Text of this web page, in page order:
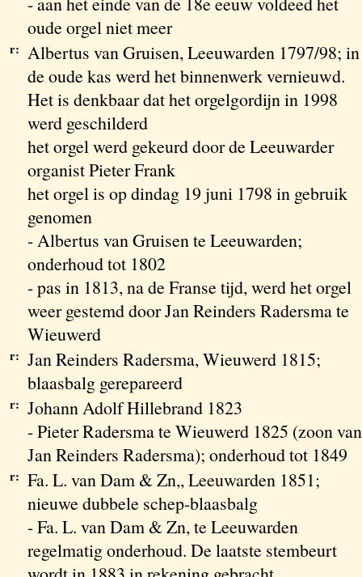
oude orgel niet meer
r: Albertus van Gruisen, Leeuwarden 1797/98; in
de oude kas werd het binnenwerk vernieuwd.
Het is denkbaar dat het orgelgordijn in 1998
werd geschilderd
het orgel werd gekeurd door de Leeuwarder
organist Pieter Frank
het orgel is op dindag 19 juni 1798 in gebruik
genomen
- Albertus van Gruisen te Leeuwarden;
onderhoud tot 1802
- pas in 1813, na de Franse tijd, werd het orgel
weer gestemd door Jan Reinders Radersma te
Wieuwerd
r: Jan Reinders Radersma, Wieuwerd 1815;
blaasbalg gerepareerd
r: Johann Adolf Hillebrand 1823
- Pieter Radersma te Wieuwerd 1825 (zoon van
Jan Reinders Radersma); onderhoud tot 1849
r: Fa. L. van Dam & Zn,, Leeuwarden 1851;
nieuwe dubbele schep-blaasbalg
- Fa. L. van Dam & Zn, te Leeuwarden
regelmatig onderhoud. De laatste stembeurt